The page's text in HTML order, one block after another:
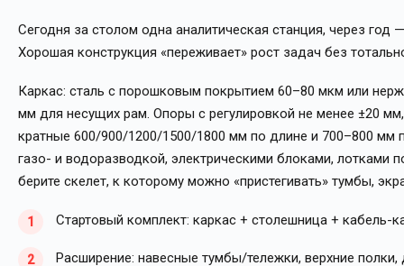
Сегодня за столом одна аналитическая станция, через год
Хорошая конструкция «переживает» рост задач без
Каркас: сталь с порошковым покрытием 60–80 мкм или
мм для несущих рам. Опоры с регулировкой не менее ±20
кратные 600/900/1200/1500/1800 мм по длине и 700–800 мм
газо- и водоразводкой, электрическими блоками, лотками
берите скелет, к которому можно «пристегивать» тумбы,
Стартовый комплект: каркас + столешница + кабель-
Расширение: навесные тумбы/тележки, верхние